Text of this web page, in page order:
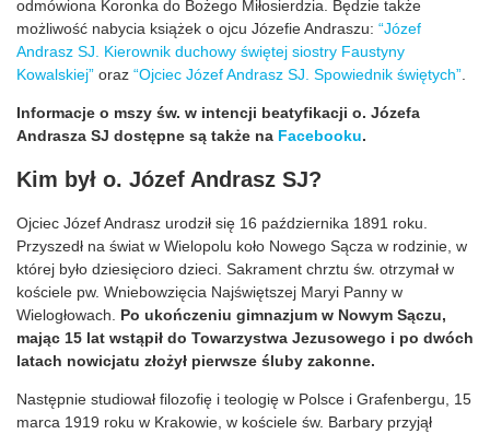
odmówiona Koronka do Bożego Miłosierdzia. Będzie także
możliwość nabycia książek o ojcu Józefie Andraszu: “Józef
Andrasz SJ. Kierownik duchowy świętej siostry Faustyny
Kowalskiej” oraz “Ojciec Józef Andrasz SJ. Spowiednik świętych”
Informacje o mszy św. w intencji beatyfikacji o. Józefa
Andrasza SJ dostępne są także na Facebooku.
Kim był o. Józef Andrasz SJ?
Ojciec Józef Andrasz urodził się 16 października 1891 roku.
Przyszedł na świat w Wielopolu koło Nowego Sącza w rodzinie, w
której było dziesięcioro dzieci. Sakrament chrztu św. otrzymał w
kościele pw. Wniebowzięcia Najświętszej Maryi Panny w
Wielogłowach. Po ukończeniu gimnazjum w Nowym Sączu,
mając 15 lat wstąpił do Towarzystwa Jezusowego i po dwóch
latach nowicjatu złożył pierwsze śluby zakonne.
Następnie studiował filozofię i teologię w Polsce i Grafenbergu, 15
marca 1919 roku w Krakowie, w kościele św. Barbary przyjął